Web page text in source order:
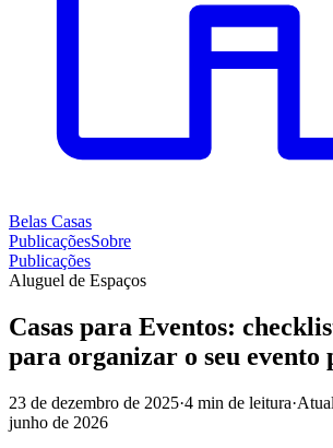
Belas Casas
PublicaçõesSobre
Publicações
Aluguel de Espaços
Casas para Eventos:
para organizar o seu evento
23 de dezembro de 2025·4 min de leitura·
junho de 2026